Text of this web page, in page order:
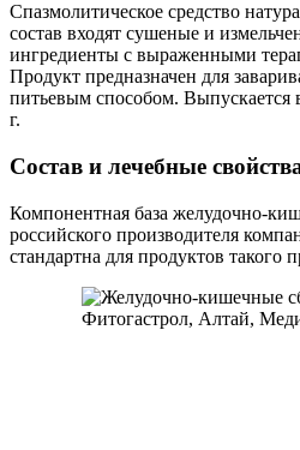
Спазмолитическое средство
состав входят сушеные и
ингредиенты с выраженными
Продукт предназначен для
питьевым способом. Выпускается
г.
Состав и лечебные
Компонентная база желудочно-
российского производителя
стандартна для продуктов такого